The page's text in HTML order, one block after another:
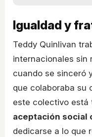
Igualdad y
Teddy Quinlivan
internacionales sin
cuando se sinceró
que colaboraba su
este colectivo está
aceptación social
dedicarse a lo que